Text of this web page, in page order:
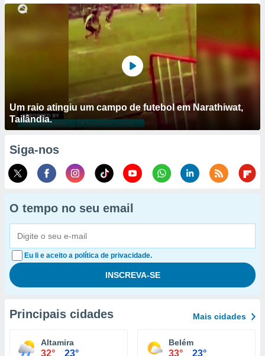
Um raio atingiu um campo de futebol em Narathiwat,
Tailândia.
Siga-nos
O tempo no seu email
Eu li e aceito a política de privacidade.
Principais cidades Mais cidades
Altamira
32° 23°
Belém
33° 23°